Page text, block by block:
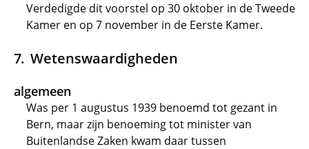
Verdedigde dit voorstel op 30 oktober in de Tweede
Kamer en op 7 november in de Eerste Kamer.
Wetenswaardigheden
algemeen
Was per 1 augustus 1939 benoemd tot gezant in
Bern, maar zijn benoeming tot minister van
Buitenlandse Zaken kwam daar tussen